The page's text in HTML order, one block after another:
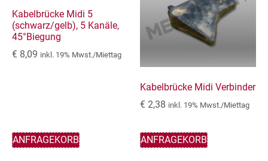
Kabelbrücke Midi 5
(schwarz/gelb), 5 Kanäle,
45°Biegung
€ 8,09 inkl. 19% Mwst./Miettag
ANFRAGEKORB
Kabelbrücke Midi Verbinder
€ 2,38 inkl. 19% Mwst./Miettag
ANFRAGEKORB